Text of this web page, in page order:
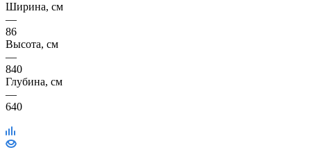
Ширина, см
—
86
Высота, см
—
840
Глубина, см
—
640